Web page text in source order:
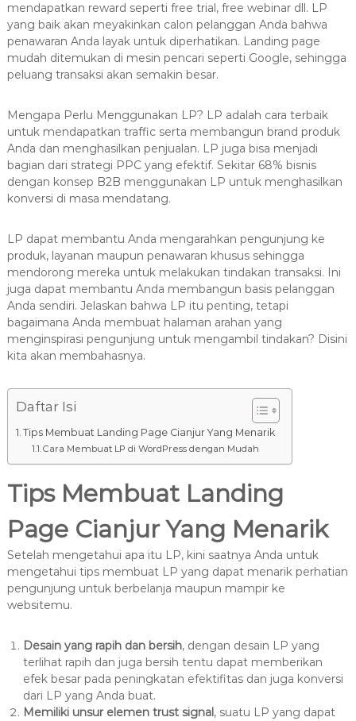
7
7
9
-
6
4
6
mendapatkan reward seperti free trial, free webinar dll. LP
yang baik akan meyakinkan calon pelanggan Anda bahwa
penawaran Anda layak untuk diperhatikan. Landing page
mudah ditemukan di mesin pencari seperti Google, sehingga
peluang transaksi akan semakin besar.
Mengapa Perlu Menggunakan LP? LP adalah cara terbaik
untuk mendapatkan traffic serta membangun brand produk
Anda dan menghasilkan penjualan. LP juga bisa menjadi
bagian dari strategi PPC yang efektif. Sekitar 68% bisnis
dengan konsep B2B menggunakan LP untuk menghasilkan
konversi di masa mendatang.
LP dapat membantu Anda mengarahkan pengunjung ke
produk, layanan maupun penawaran khusus sehingga
mendorong mereka untuk melakukan tindakan transaksi. Ini
juga dapat membantu Anda membangun basis pelanggan
Anda sendiri. Jelaskan bahwa LP itu penting, tetapi
bagaimana Anda membuat halaman arahan yang
menginspirasi pengunjung untuk mengambil tindakan? Disini
kita akan membahasnya.
Daftar Isi
Tips Membuat Landing Page Cianjur Yang Menarik
Cara Membuat LP di WordPress dengan Mudah
Tips Membuat Landing
Page Cianjur Yang Menarik
Setelah mengetahui apa itu LP, kini saatnya Anda untuk
mengetahui tips membuat LP yang dapat menarik perhatian
pengunjung untuk berbelanja maupun mampir ke
websitemu.
Desain yang rapih dan bersih, dengan desain LP yang
terlihat rapih dan juga bersih tentu dapat memberikan
efek besar pada peningkatan efektifitas dan juga konversi
dari LP yang Anda buat.
Memiliki unsur elemen trust signal, suatu LP yang dapat